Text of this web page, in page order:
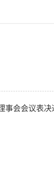
事会会议表决